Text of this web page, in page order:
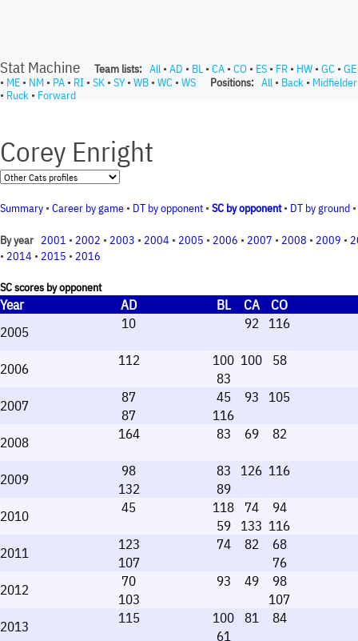
Stat Machine Team lists: All • AD • BL • CA • CO • ES • FR • HW • GC • GE
• ME • NM • PA • RI • SK • SY• WB • WC • WS Positions: All • Back • Midfielder
• Ruck • Forward